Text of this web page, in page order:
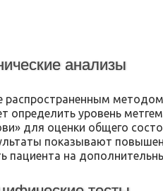
анализы
распространенным
определить уровень
для оценки общего
показывают
пациента на